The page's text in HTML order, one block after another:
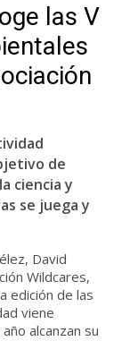
las V
de
ciencia y
se juega y
David
Wildcares,
edición de las
viene
alcanzan su